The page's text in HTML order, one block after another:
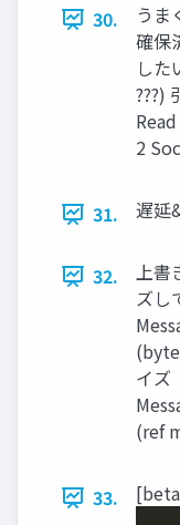
30.
うま
確保
した
???)
2
31. 遅延
32.
上書
ズし
イズ
(ref
33.